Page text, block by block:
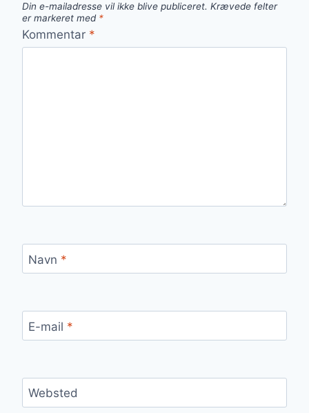
Din e-mailadresse vil ikke blive publiceret. Krævede felter
er markeret med *
Kommentar *
Navn *
E-mail *
Websted